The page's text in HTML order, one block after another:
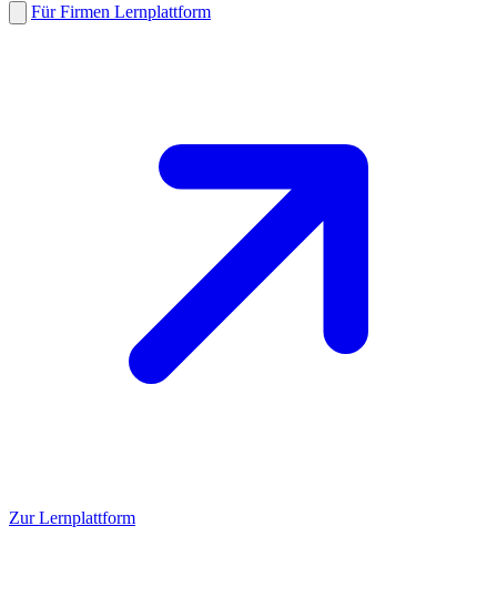
Für Firmen Lernplattform
Zur Lernplattform